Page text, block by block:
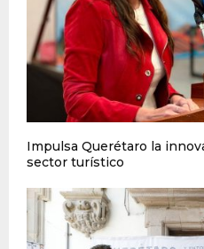
Impulsa Querétaro la
sector turístico